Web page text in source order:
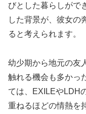
びとした暮らしがで
した背景が、彼女の
ると考えられます。
幼少期から地元の友
触れる機会も多かっ
ては、EXILEやLDH
重ねるほどの情熱を